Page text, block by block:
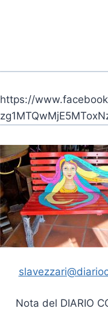
https://
Nota del DIARIO